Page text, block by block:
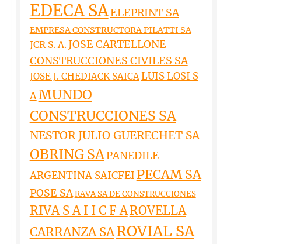
EDECA SAELEPRINT SA
EMPRESA CONSTRUCTORA PILATTI SA
JCR S. A.JOSE CARTELLONE
CONSTRUCCIONES CIVILES SA
JOSE J. CHEDIACK SAICALUIS LOSI S
AMUNDO
CONSTRUCCIONES SA
NESTOR JULIO GUERECHET SA
OBRING SAPANEDILE
ARGENTINA SAICFEI PECAM SA
POSE SARAVA SA DE CONSTRUCCIONES
RIVA S A I I C F AROVELLA
CARRANZA SAROVIAL SA